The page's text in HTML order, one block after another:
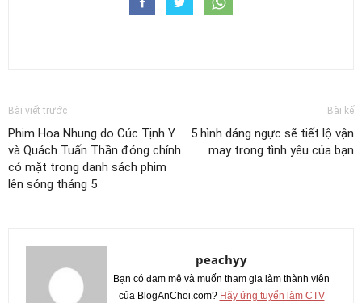
Bài viết trước
Phim Hoa Nhung do Cúc Tịnh Y
và Quách Tuấn Thần đóng chính
có mặt trong danh sách phim
lên sóng tháng 5
Bài kế
5 hình dáng ngực sẽ tiết lộ vận
may trong tình yêu của bạn
peachyy
Bạn có đam mê và muốn tham gia làm thành viên
của BlogAnChoi.com? Hãy ứng tuyển làm CTV